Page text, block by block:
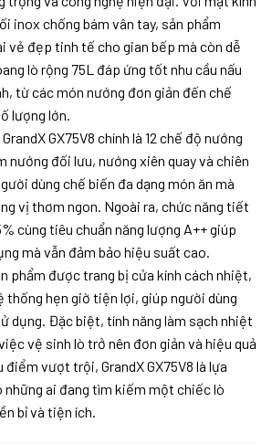
inox chống bám vân tay, sản phẩm
vẻ đẹp tinh tế cho gian bếp mà còn dễ
lò rộng 75L đáp ứng tốt nhu cầu nấu
từ các món nướng đơn giản đến chế
lượng lớn.
GX75V8 chính là 12 chế độ nướng
nướng đối lưu, nướng xiên quay và chiên
dùng chế biến đa dạng món ăn mà
vị thơm ngon. Ngoài ra, chức năng tiết
cùng tiêu chuẩn năng lượng A++ giúp
mà vẫn đảm bảo hiệu suất cao.
phẩm được trang bị cửa kính cách nhiệt,
thống hẹn giờ tiện lợi, giúp người dùng
dụng. Đặc biệt, tính năng làm sạch nhiệt
vệ sinh lò trở nên đơn giản và hiệu quả
điểm vượt trội, GrandX GX75V8 là lựa
những ai đang tìm kiếm một chiếc lò
bỉ và tiện ích.